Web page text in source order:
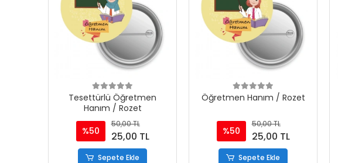
Tesettürlü Öğretmen
Hanım / Rozet
%50
50,00 TL
25,00 TL
Sepete Ekle
Öğretmen Hanım / Rozet
%50
50,00 TL
25,00 TL
Sepete Ekle